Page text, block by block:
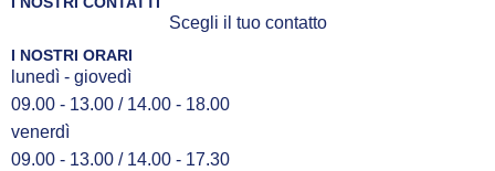
Scegli il tuo contatto
I NOSTRI ORARI
lunedì - giovedì
09.00 - 13.00 / 14.00 - 18.00
venerdì
09.00 - 13.00 / 14.00 - 17.30